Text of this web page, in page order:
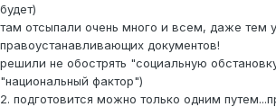
будет)
там отсыпали очень много и всем, даже тем
правоустанавливающих документов!
решили не обострять "социальную
"национальный фактор")
2. подготовится можно только одним